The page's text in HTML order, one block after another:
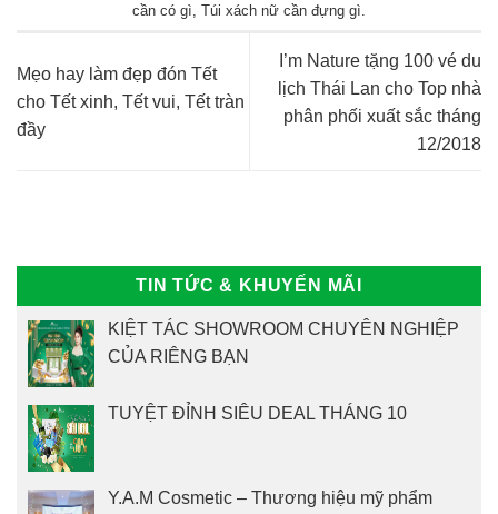
cần có gì Túi xách nữ cần đựng gì
Mẹo hay làm đẹp đón Tết
cho Tết xinh, Tết vui, Tết tràn
đầy
I’m Nature tặng 100 vé du
lịch Thái Lan cho Top nhà
phân phối xuất sắc tháng
12/2018
TIN TỨC & KHUYẾN MÃI
KIỆT TÁC SHOWROOM CHUYÊN NGHIỆP
CỦA RIÊNG BẠN
TUYỆT ĐỈNH SIÊU DEAL THÁNG 10
Y.A.M Cosmetic – Thương hiệu mỹ phẩm